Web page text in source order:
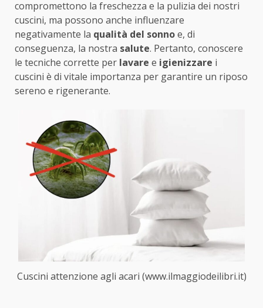
compromettono la freschezza e la pulizia dei nostri
cuscini, ma possono anche influenzare
negativamente la qualità del sonnoe, di
conseguenza, la nostra salute. Pertanto, conoscere
le tecniche corrette per lavare e igienizzare i
cuscini è di vitale importanza per garantire un riposo
sereno e rigenerante.
Cuscini attenzione agli acari (www.ilmaggiodeilibri.it)